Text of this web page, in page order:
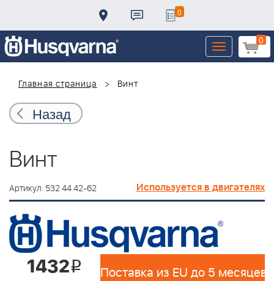
0
0
Toggle
navigation
Главная страница
Винт
Назад
Винт
Артикул: 532 44 42-62 Используется в двигателях
1432i Поставка из EU до 5 месяцев